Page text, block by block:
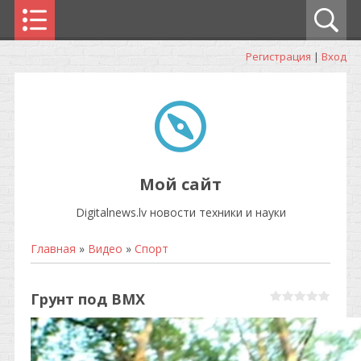
Регистрация | Вход
Мой сайт
Digitalnews.lv новости техники и науки
Главная » Видео » Спорт
Грунт под BMX